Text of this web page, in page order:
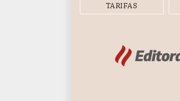
TARIFAS